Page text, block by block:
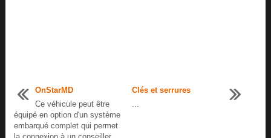
OnStarMD
Ce véhicule peut être
équipé en option d'un système
embarqué complet qui permet
Clés et serrures